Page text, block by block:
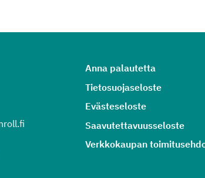
Anna palautetta
Tietosuojaseloste
Evästeseloste
Saavutettavuusseloste
Verkkokaupan